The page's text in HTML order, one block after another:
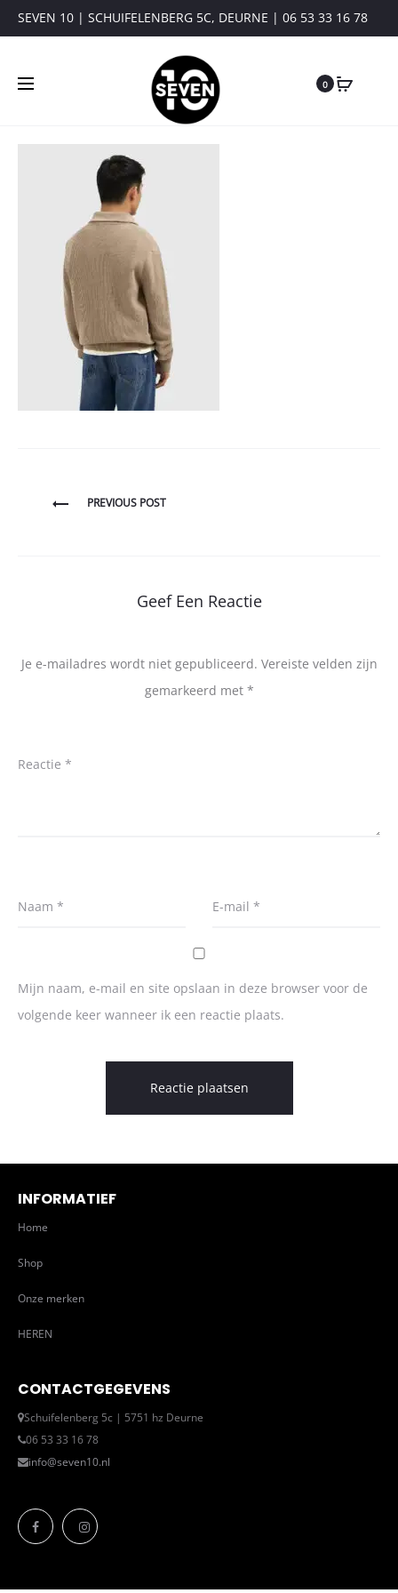
SEVEN 10 | SCHUIFELENBERG 5C, DEURNE | 06 53 33 16 78
0
BerichtPREVIOUS POST
Geef Een Reactie
Je e-mailadres wordt niet gepubliceerd. Vereiste velden zijn
gemarkeerd met *
Reactie *
Naam * E-mail *
Mijn naam, e-mail en site opslaan in deze browser voor de
volgende keer wanneer ik een reactie plaats.
INFORMATIEF
Home
Shop
Onze merken
HEREN
CONTACTGEGEVENS
Schuifelenberg 5c | 5751 hz Deurne
06 53 33 16 78
info@seven10.nl